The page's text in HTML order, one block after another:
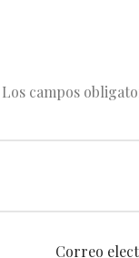
Los campos
Correo